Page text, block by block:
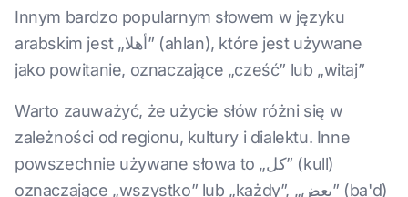
Innym bardzo popularnym słowem w języku
arabskim jest „أهلا” (ahlan), które jest używane
jako powitanie, oznaczające „cześć” lub „witaj”
Warto zauważyć, że użycie słów różni się w
zależności od regionu, kultury i dialektu. Inne
powszechnie używane słowa to „كل” (kull)
oznaczające „wszystko” lub „każdy”, „بعض” (ba'd)